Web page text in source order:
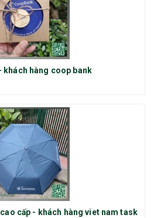
khách hàng coop bank
cấp - khách hàng viet nam task